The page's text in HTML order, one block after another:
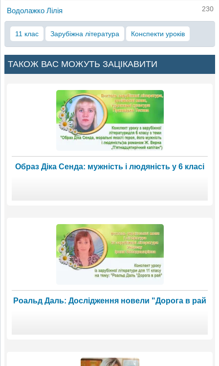
Водолажко Лілія 230
11 клас Зарубіжна література Конспекти уроків
ТАКОЖ ВАС МОЖУТЬ ЗАЦІКАВИТИ
Образ Діка Сенда: мужність і людяність у 6 класі
Роальд Даль: Дослідження новели "Дорога в рай